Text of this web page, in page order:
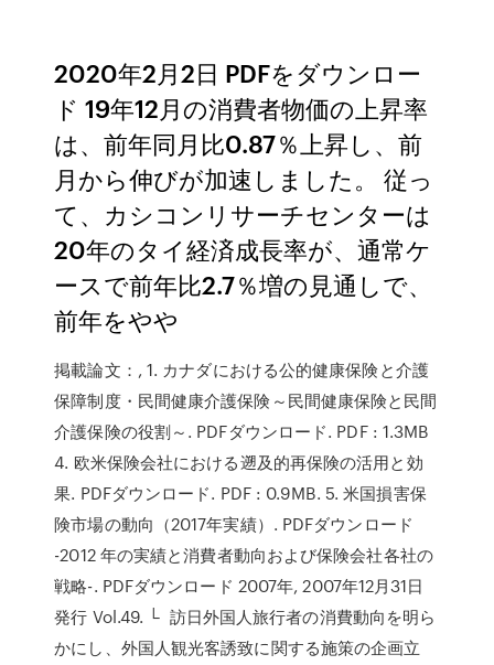
2020年2月2日 PDFをダウンロー
ド 19年12月の消費者物価の上昇率
は、前年同月比0.87％上昇し、前
月から伸びが加速しました。 従っ
て、カシコンリサーチセンターは
20年のタイ経済成長率が、通常ケ
ースで前年比2.7％増の見通しで、
前年をやや
掲載論文：, 1. カナダにおける公的健康保険と介護
保障制度・民間健康介護保険～民間健康保険と民間
介護保険の役割～. PDFダウンロード. PDF : 1.3MB
4. 欧米保険会社における遡及的再保険の活用と効
果. PDFダウンロード. PDF : 0.9MB. 5. 米国損害保
険市場の動向（2017年実績）. PDFダウンロード
-2012 年の実績と消費者動向および保険会社各社の
戦略-. PDFダウンロード 2007年, 2007年12月31日
発行 Vol.49. └ 訪日外国人旅行者の消費動向を明ら
かにし、外国人観光客誘致に関する施策の企画立